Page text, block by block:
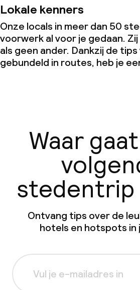
Lokale kenners
Onze locals in meer dan 50
voorwerk al voor je gedaan.
als geen ander. Dankzij de tips
gebundeld in routes, heb je
Waar
stedentrip
Ontvang tips over de
hotels en hotspots in